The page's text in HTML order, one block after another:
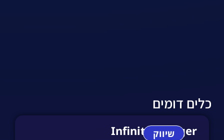
כלים דומים
שיווק
InfinityEngager